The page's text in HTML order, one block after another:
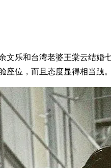
文乐和台湾老婆王棠云结
座位，而且态度显得相当跩。